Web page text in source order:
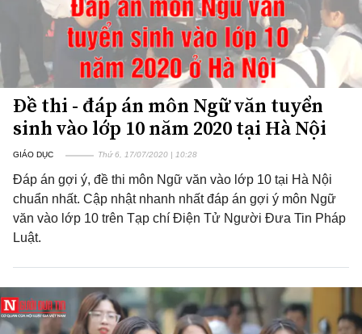
Đề thi - đáp án môn Ngữ văn tuyển
sinh vào lớp 10 năm 2020 tại Hà Nội
GIÁO DỤC Thứ 6, 17/07/2020 | 10:28
Đáp án gợi ý, đề thi môn Ngữ văn vào lớp 10 tại Hà Nội
chuẩn nhất. Cập nhật nhanh nhất đáp án gợi ý môn Ngữ
văn vào lớp 10 trên Tạp chí Điện Tử Người Đưa Tin Pháp
Luật.